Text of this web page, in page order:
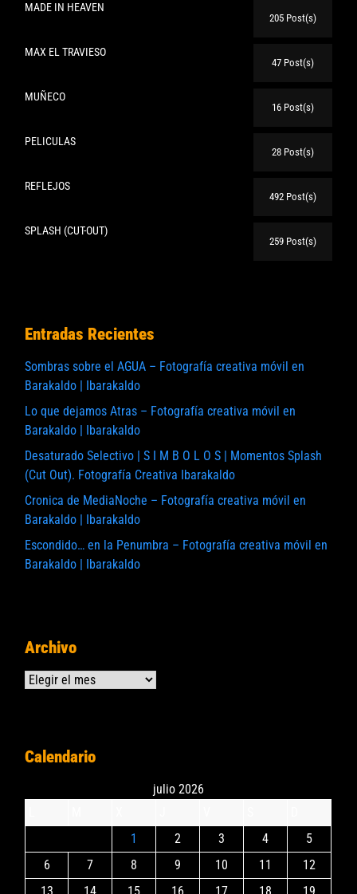
MADE IN HEAVEN
205 Post(s)
MAX EL TRAVIESO
47 Post(s)
MUÑECO
16 Post(s)
PELICULAS
28 Post(s)
REFLEJOS
492 Post(s)
SPLASH (CUT-OUT)
259 Post(s)
Entradas Recientes
Sombras sobre el AGUA – Fotografía creativa móvil en
Barakaldo | Ibarakaldo
Lo que dejamos Atras – Fotografía creativa móvil en
Barakaldo | Ibarakaldo
Desaturado Selectivo | S I M B O L O S | Momentos Splash
(Cut Out). Fotografía Creativa Ibarakaldo
Cronica de MediaNoche – Fotografía creativa móvil en
Barakaldo | Ibarakaldo
Escondido… en la Penumbra – Fotografía creativa móvil en
Barakaldo | Ibarakaldo
Archivo
Archivos
Calendario
julio 2026
1
2 3 4
5
6
7 8 9 10 11
12